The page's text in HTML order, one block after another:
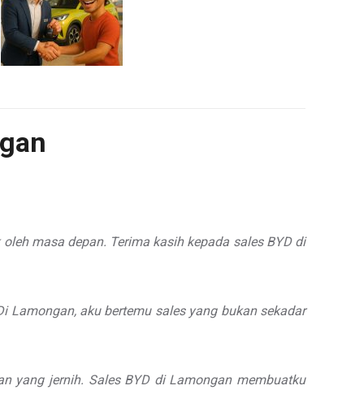
masa depan. Terima kasih kepada sales BYD di
Lamongan, aku bertemu sales yang bukan sekadar
yang jernih. Sales BYD di Lamongan membuatku